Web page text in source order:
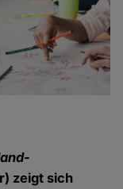
zeigt sich